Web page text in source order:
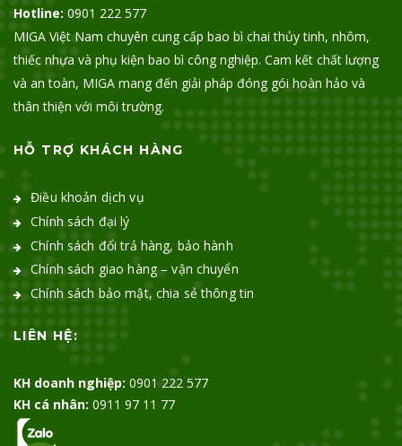
Hotline: 0901 222 577
MIGA Việt Nam chuyên cung cấp bao bì chai thủy tinh, nhôm,
thiếc nhựa và phụ kiện bao bì công nghiệp. Cam kết chất lượng
và an toàn, MIGA mang đến giải pháp đóng gói hoàn hảo và
thân thiện với môi trường.
HỖ TRỢ KHÁCH HÀNG
Điều khoản dịch vụ
Chính sách đại lý
Chính sách đổi trả hàng, bảo hành
Chính sách giao hàng – vận chuyển
Chính sách bảo mật, chia sẻ thông tin
LIÊN HỆ:
KH doanh nghiệp: 0901 222 577
KH cá nhân: 0911 97 11 77